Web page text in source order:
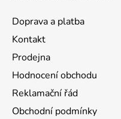
Doprava a platba
Kontakt
Prodejna
Hodnocení obchodu
Reklamační řád
Obchodní podmínky